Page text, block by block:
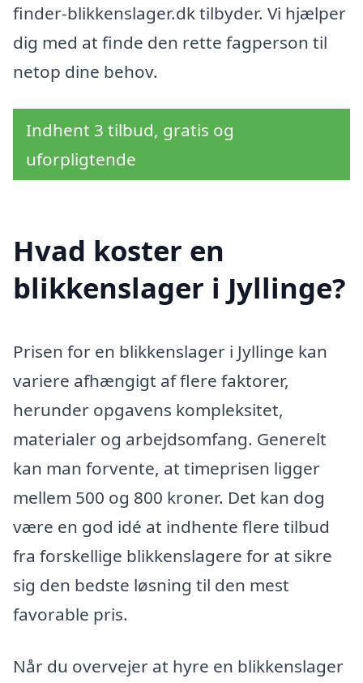
finder-blikkenslager.dk tilbyder. Vi hjælper
dig med at finde den rette fagperson til
netop dine behov.
Indhent 3 tilbud, gratis og
uforpligtende
Hvad koster en
blikkenslager i Jyllinge?
Prisen for en blikkenslager i Jyllinge kan
variere afhængigt af flere faktorer,
herunder opgavens kompleksitet,
materialer og arbejdsomfang. Generelt
kan man forvente, at timeprisen ligger
mellem 500 og 800 kroner. Det kan dog
være en god idé at indhente flere tilbud
fra forskellige blikkenslagere for at sikre
sig den bedste løsning til den mest
favorable pris.
Når du overvejer at hyre en blikkenslager